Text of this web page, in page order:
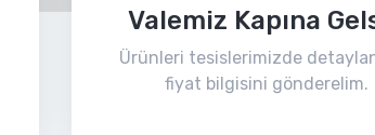
Valemiz Kapına
Ürünleri tesislerimizde
fiyat bilgisini gönderelim.